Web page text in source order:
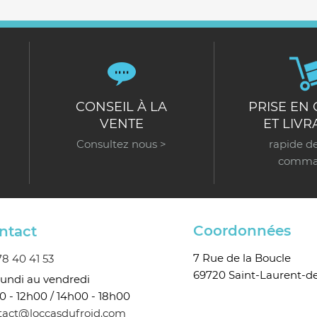
CONSEIL À LA
VENTE
Consultez nous >
PRISE EN
ET
rapide
40 41 53
au vendredi
- 12h00 / 14h00 - 18h00
Coordonnées
7 Rue de la Boucle
69720 Saint-Laurent-